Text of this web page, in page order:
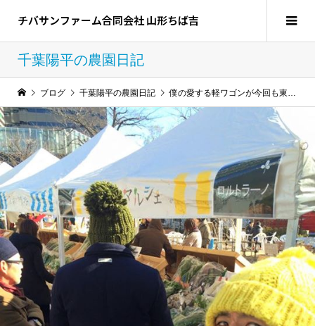
チバサンファーム合同会社 山形ちば吉
千葉陽平の農園日記
ブログ 千葉陽平の農園日記 僕の愛する軽ワゴンが今回も東京シティーナイトを横切･･･